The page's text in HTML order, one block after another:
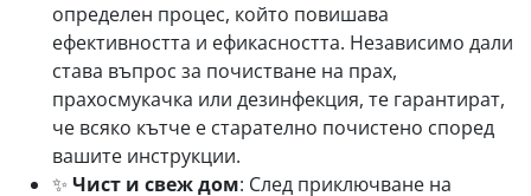
определен процес, който повишава
ефективността и ефикасността. Независимо дали
става въпрос за почистване на прах,
прахосмукачка или дезинфекция, те гарантират,
че всяко кътче е старателно почистено според
вашите инструкции.
✨ Чист и свеж дом: След приключване на